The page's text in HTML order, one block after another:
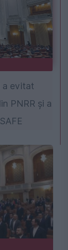
a evitat
PNRR și a